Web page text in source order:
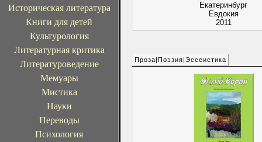
Историческая литература
Книги для детей
Культурология
Литературная критика
Литературоведение
Мемуары
Мистика
Науки
Переводы
Психология
Екатеринбург
Евдокия
2011
Проза|Поэзия|Эссеистика